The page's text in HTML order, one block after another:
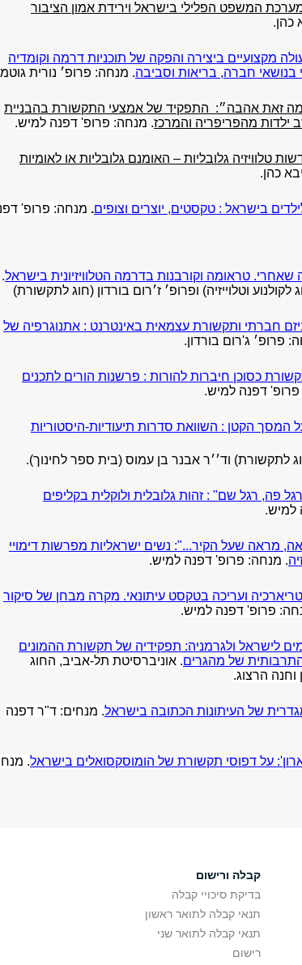
המשפט הפלילי בישראל וירידת אמון הציבור
כהן.
מקצועיים ביצירה והפקה של תוכניות דרמה וקומדיה
בנושאי חברה, בריאות וסביבה. מנחה: פרופ׳ נורית
זאת אהבה״: התפקיד של אמצעי התקשורת בהבניית
מהפריפריה והמרכז. מנחה: פרופ' דפנה למיש.
טלוויזיה גלובליות – האומנם גלובליות או לאומיות
כהן.
בישראל : טקסטים, יוצרים וצופים. מנחה: פרופ'
שאחרי. טראומה וקורבנות בדרמה הטלוויזיונית בישראל.
לקולנוע וטלוייזיה) ופרופ׳ ז׳רום בורדון (חוג לתקשורת)
חברתי ותקשורת עצמאית באינטרנט : אתנוגרפיה של
פרופ׳ ג'רום בורדון.
כסוכן חיברות להורות : פרשנות הורים לתכנים
דפנה למיש.
המסך הקטן : השוואת סדרות תיעודיות-היסטוריות
לתקשורת) וד׳׳ר אבנר בן עמוס (בית ספר לחינוך).
פה, רגל שם" : זהות גלובלית ולוקלית בקליפים
למיש.
מראה שעל הקיר...": נשים ישראליות מפרשות דימויי
. מנחה: פרופ' דפנה למיש.
ועריכה בטקסט עיתונאי. מקרה מבחן של סיקור
פרופ' דפנה למיש.
לישראל ולגרמניה: תפקידיה של תקשורת ההמונים
של מהגרים. אוניברסיטת תל-אביב, החוג
הרצוג.
של העיתונות הכתובה בישראל. מנחים: ד"ר דפנה
על דפוסי תקשורת של הומוסקסואלים בישראל.
קבלה ורישום
בדיקת סיכויי קבלה
תנאי קבלה לתואר ראשון
תנאי קבלה לתואר שני
רישום